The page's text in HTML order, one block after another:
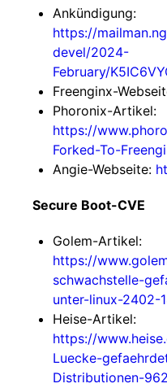
Ankündigung:
https://
devel/2024-
February/
Freenginx-
Phoronix-Artikel:
https://
Forked-To-
Angie-Webseite:
Secure Boot-CVE
Golem-Artikel:
https://
schwachstelle-
unter-linux-2402-
Heise-Artikel:
https://
Luecke-
Distributionen-